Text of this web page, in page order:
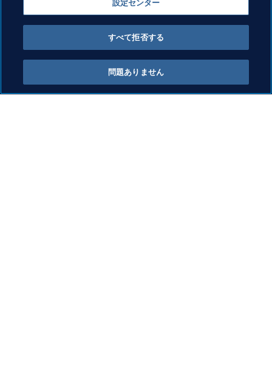
FIFA/Coca-Cola Women’s World
Ranking
設定センター
すべて拒否する
問題ありません